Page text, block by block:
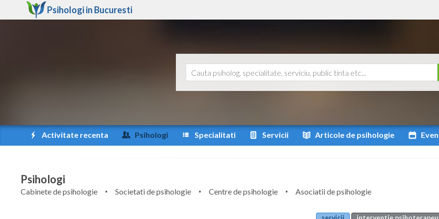
Psihologi in Bucuresti
Activitate recenta Psihologi Specialitati Servicii Articole de psihologie
Psihologi
Cabinete de psihologie Societati de psihologie Centre de psihologie
Asociatii de psihologie
servicii
interventie